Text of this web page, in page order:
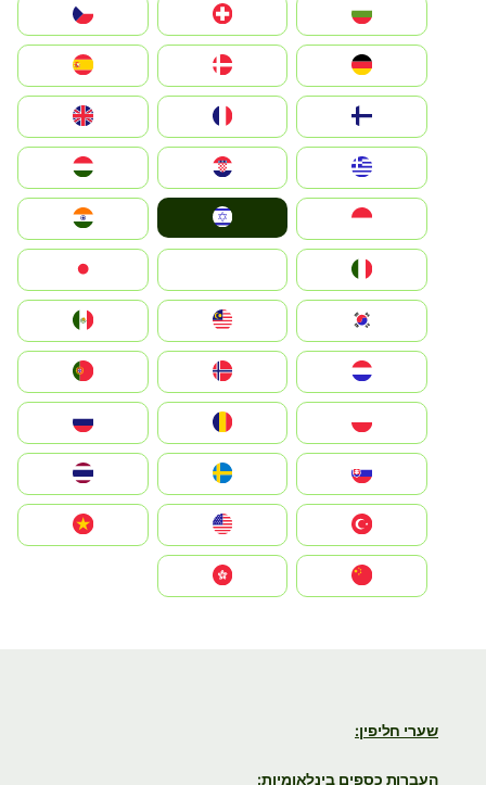
България
Switzerland
Czechia
Deutschland
Denmark
United Kingdom
Hrvatska
Magyarország
Indonesia
South Korea
Nederland
Portugal
România
Slovensko
United States
Vietnam
שערי חליפין:
העברות כספים בינלאומיות: